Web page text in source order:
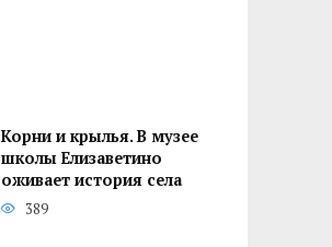
Корни и крылья. В музее
школы Елизаветино
оживает история села
389